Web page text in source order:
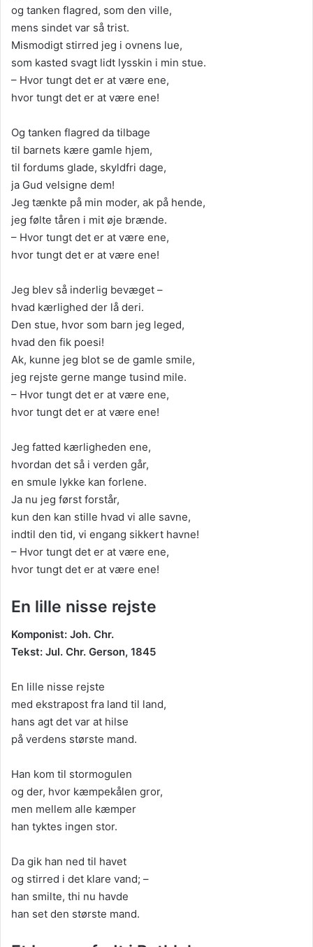
og tanken flagred, som den ville,
mens sindet var så trist.
Mismodigt stirred jeg i ovnens lue,
som kasted svagt lidt lysskin i min stue.
– Hvor tungt det er at være ene,
hvor tungt det er at være ene!
Og tanken flagred da tilbage
til barnets kære gamle hjem,
til fordums glade, skyldfri dage,
ja Gud velsigne dem!
Jeg tænkte på min moder, ak på hende,
jeg følte tåren i mit øje brænde.
– Hvor tungt det er at være ene,
hvor tungt det er at være ene!
Jeg blev så inderlig bevæget –
hvad kærlighed der lå deri.
Den stue, hvor som barn jeg leged,
hvad den fik poesi!
Ak, kunne jeg blot se de gamle smile,
jeg rejste gerne mange tusind mile.
– Hvor tungt det er at være ene,
hvor tungt det er at være ene!
Jeg fatted kærligheden ene,
hvordan det så i verden går,
en smule lykke kan forlene.
Ja nu jeg først forstår,
kun den kan stille hvad vi alle savne,
indtil den tid, vi engang sikkert havne!
– Hvor tungt det er at være ene,
hvor tungt det er at være ene!
En lille nisse rejste
Komponist: Joh. Chr.
Tekst: Jul. Chr. Gerson, 1845
En lille nisse rejste
med ekstrapost fra land til land,
hans agt det var at hilse
på verdens største mand.
Han kom til stormogulen
og der, hvor kæmpekålen gror,
men mellem alle kæmper
han tyktes ingen stor.
Da gik han ned til havet
og stirred i det klare vand; –
han smilte, thi nu havde
han set den største mand.